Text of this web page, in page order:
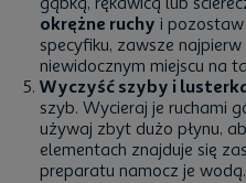
okrężne ruchy i pozostaw
specyfiku, zawsze
niewidocznym miejscu na
Wyczyść szyby i
szyb. Wycieraj je ruchami
używaj zbyt dużo płynu,
elementach znajduje się
preparatu namocz je wodą.